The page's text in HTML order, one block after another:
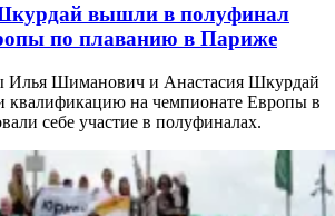
вышли в полуфинал
по плаванию в Париже
Илья Шиманович и Анастасия Шкурдай
квалификацию на чемпионате Европы в
себе участие в полуфиналах.